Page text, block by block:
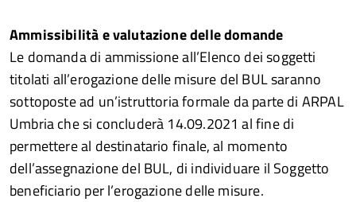
Ammissibilità e valutazione delle domande
Le domanda di ammissione all’Elenco dei soggetti
titolati all’erogazione delle misure del BUL saranno
sottoposte ad un’istruttoria formale da parte di ARPAL
Umbria che si concluderà 14.09.2021 al fine di
permettere al destinatario finale, al momento
dell’assegnazione del BUL, di individuare il Soggetto
beneficiario per l’erogazione delle misure.